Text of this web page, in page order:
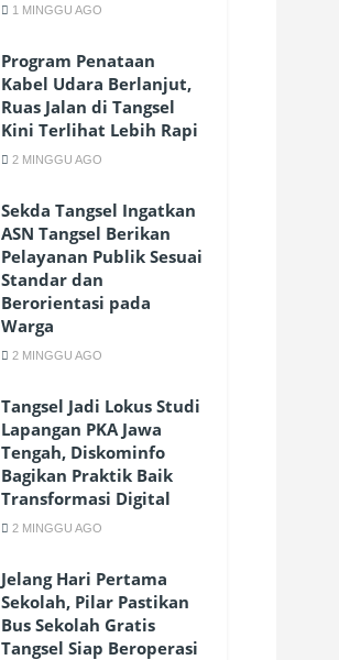
1 MINGGU AGO
Program Penataan
Kabel Udara Berlanjut,
Ruas Jalan di Tangsel
Kini Terlihat Lebih Rapi
2 MINGGU AGO
Sekda Tangsel Ingatkan
ASN Tangsel Berikan
Pelayanan Publik Sesuai
Standar dan
Berorientasi pada
Warga
2 MINGGU AGO
Tangsel Jadi Lokus Studi
Lapangan PKA Jawa
Tengah, Diskominfo
Bagikan Praktik Baik
Transformasi Digital
2 MINGGU AGO
Jelang Hari Pertama
Sekolah, Pilar Pastikan
Bus Sekolah Gratis
Tangsel Siap Beroperasi